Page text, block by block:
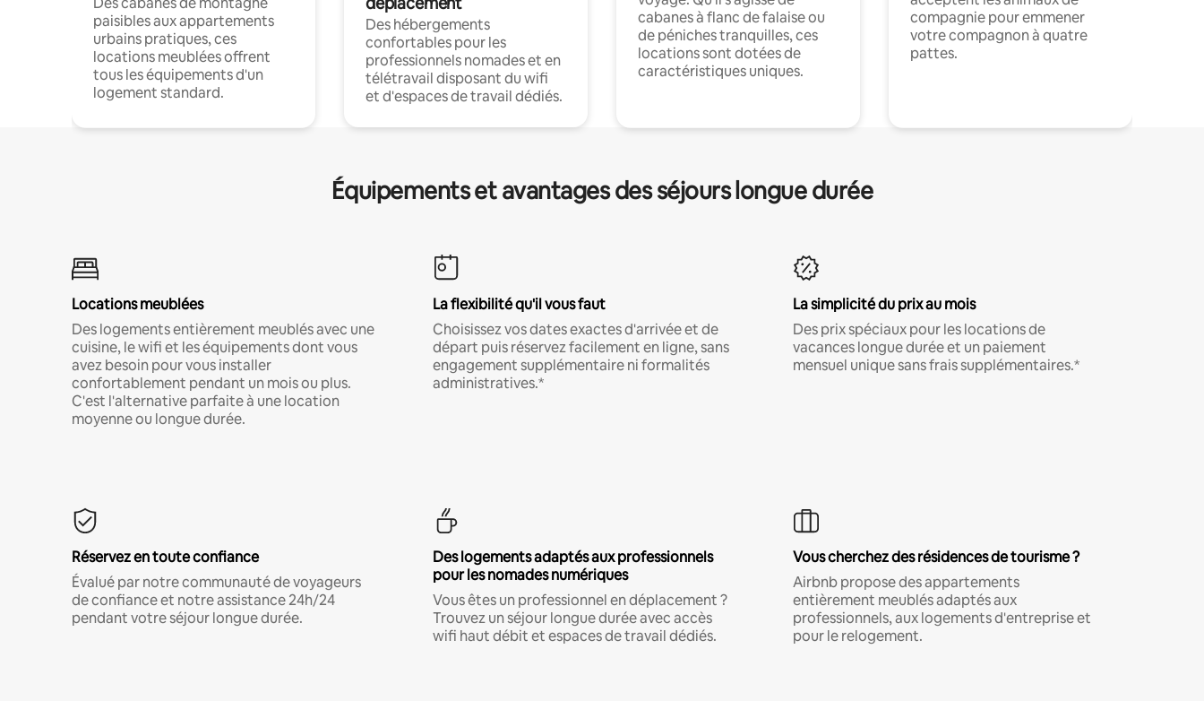
paisibles aux appartements
urbains pratiques, ces
locations meublées offrent
tous les équipements d'un
logement standard.
Des hébergements
confortables pour les
professionnels nomades et en
télétravail disposant du wifi
et d'espaces de travail dédiés.
cabanes à flanc de falaise ou
de péniches tranquilles, ces
locations sont dotées de
caractéristiques uniques.
compagnie pour emmener
votre compagnon à quatre
pattes.
Équipements et avantages des séjours longue durée
Locations meublées
Des logements entièrement meublés avec une
cuisine, le wifi et les équipements dont vous
avez besoin pour vous installer
confortablement pendant un mois ou plus.
C'est l'alternative parfaite à une location
moyenne ou longue durée.
La flexibilité qu'il vous faut
Choisissez vos dates exactes d'arrivée et de
départ puis réservez facilement en ligne, sans
engagement supplémentaire ni formalités
administratives.*
La simplicité du prix au mois
Des prix spéciaux pour les locations de
vacances longue durée et un paiement
mensuel unique sans frais supplémentaires.*
Réservez en toute confiance
Évalué par notre communauté de voyageurs
de confiance et notre assistance 24h/24
pendant votre séjour longue durée.
Des logements adaptés aux professionnels
pour les nomades numériques
Vous êtes un professionnel en déplacement ?
Trouvez un séjour longue durée avec accès
wifi haut débit et espaces de travail dédiés.
Vous cherchez des résidences de tourisme ?
Airbnb propose des appartements
entièrement meublés adaptés aux
professionnels, aux logements d'entreprise et
pour le relogement.